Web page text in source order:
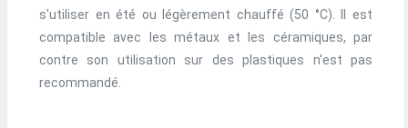
s'utiliser en été ou légèrement chauffé (50 °C). Il est
compatible avec les métaux et les céramiques, par
contre son utilisation sur des plastiques n'est pas
recommandé.